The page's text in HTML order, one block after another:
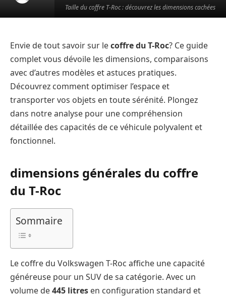
Taille du coffre T-Roc : découvrez les dimensions cachées
Envie de tout savoir sur lecoffre du T-Roc? Ce guide
complet vous dévoile les dimensions, comparaisons
avec d’autres modèles et astuces pratiques.
Découvrez comment optimiser l’espace et
transporter vos objets en toute sérénité. Plongez
dans notre analyse pour une compréhension
détaillée des capacités de ce véhicule polyvalent et
fonctionnel.
dimensions générales du coffre
du T-Roc
Sommaire
Le coffre du Volkswagen T-Roc affiche une capacité
généreuse pour un SUV de sa catégorie. Avec un
volume de445 litres en configuration standard et